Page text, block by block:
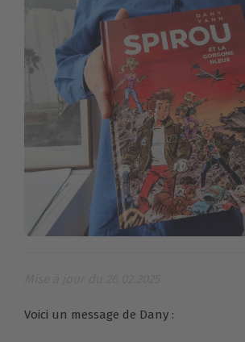
Voici un message de Dany :